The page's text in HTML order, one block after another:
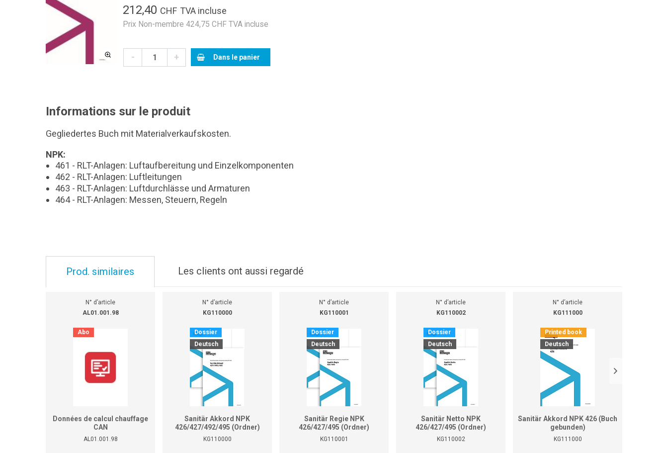
212,40 CHF TVA incluse
Prix Non-membre 424,75 CHF TVA incluse
- + Dans le panier
Informations sur le produit
Gegliedertes Buch mit Materialverkaufskosten.
NPK:
461 - RLT-Anlagen: Luftaufbereitung und Einzelkomponenten
462 - RLT-Anlagen: Luftleitungen
463 - RLT-Anlagen: Luftdurchlässe und Armaturen
464 - RLT-Anlagen: Messen, Steuern, Regeln
Prod. similaires Les clients ont aussi regardé
N° d’article
AL01.001.98
Abo
Données de calcul chauffage
CAN
451/452/453/454/497/459
AL01.001.98
N° d’article
KG110000
Dossier
Deutsch
Sanitär Akkord NPK
426/427/492/495 (Ordner)
KG110000
N° d’article
KG110001
Dossier
Deutsch
Sanitär Regie NPK
426/427/495 (Ordner)
KG110001
N° d’article
KG110002
Dossier
Deutsch
Sanitär Netto NPK
426/427/495 (Ordner)
KG110002
N° d’article
KG111000
Printed book
Deutsch
Sanitär Akkord NPK 426 (Buch
gebunden)
KG111000